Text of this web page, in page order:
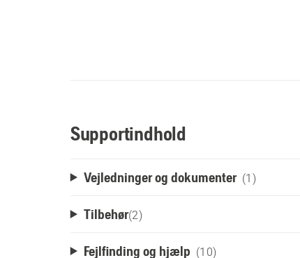
Supportindhold
Vejledninger og dokumenter (1)
Tilbehør(2)
Fejlfinding og hjælp (10)